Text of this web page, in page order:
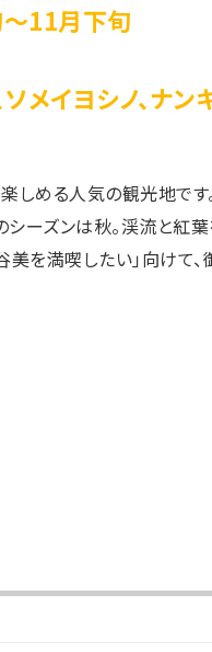
11月下旬
メイヨシノ、ナン
しめる人気の観光地です
ーズンは秋。渓流と紅葉
美を満喫したい」向けて